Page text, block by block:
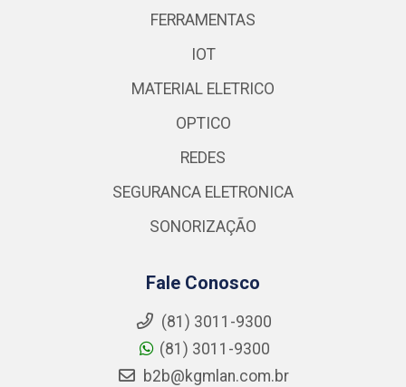
FERRAMENTAS
IOT
MATERIAL ELETRICO
OPTICO
REDES
SEGURANCA ELETRONICA
SONORIZAÇÃO
Fale Conosco
(81) 3011-9300
(81) 3011-9300
b2b@kgmlan.com.br